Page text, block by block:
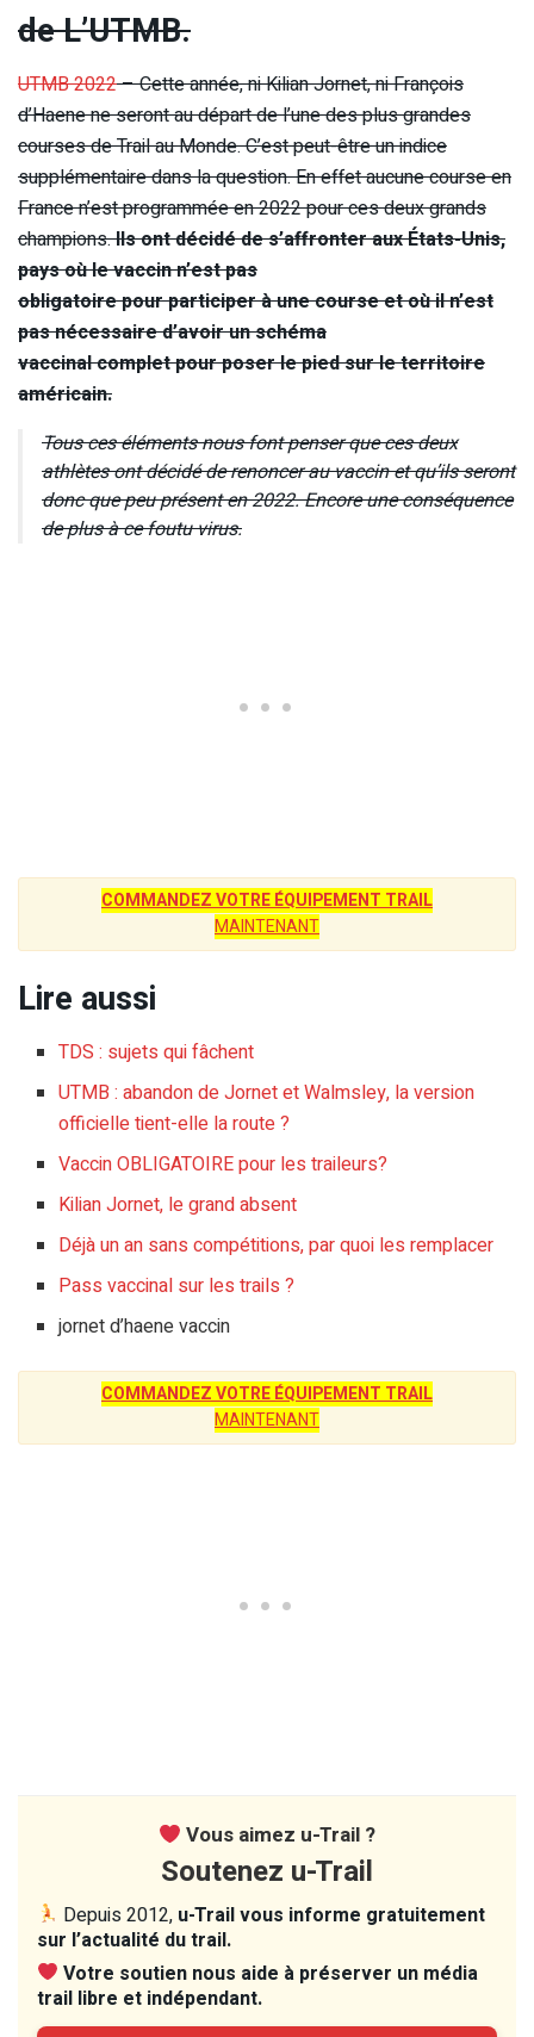
de L’UTMB.
UTMB 2022– Cette année, ni Kilian Jornet, ni François
d’Haene ne seront au départ de l’une des plus grandes
courses de Trail au Monde. C’est peut-être un indice
supplémentaire dans la question. En effet aucune course en
France n’est programmée en 2022 pour ces deux grands
champions.Ils ont décidé de s’affronter aux États-Unis,
pays où le vaccin n’est pas
obligatoire pour participer à une course et où il n’est
pas nécessaire d’avoir un schéma
vaccinal complet pour poser le pied sur le territoire
américain.
Tous ces éléments nous font penser que ces deux
athlètes ont décidé de renoncer au vaccin et qu’ils seront
donc que peu présent en 2022. Encore une conséquence
de plus à ce foutu virus.
COMMANDEZ VOTRE ÉQUIPEMENT TRAIL
MAINTENANT
Lire aussi
TDS : sujets qui fâchent
UTMB : abandon de Jornet et Walmsley, la version
officielle tient-elle la route ?
Vaccin OBLIGATOIRE pour les traileurs?
Kilian Jornet, le grand absent
Déjà un an sans compétitions, par quoi les remplacer
Pass vaccinal sur les trails ?
jornet d’haene vaccin
COMMANDEZ VOTRE ÉQUIPEMENT TRAIL
MAINTENANT
Vous aimez u-Trail ?
Soutenez u-Trail
Depuis 2012, u-Trail vous informe gratuitement
sur l’actualité du trail.
Votre soutien nous aide à préserver un média
trail libre et indépendant.